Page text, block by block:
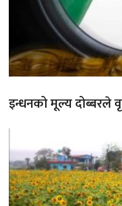
इन्धनको मूल्य दोब्बरले